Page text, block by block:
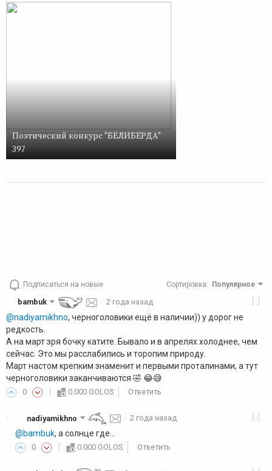
Поэтический конкурс "БЕЛИБЕРДА"
397
Подписаться на новые Сортировка: Популярное
[-]
bambuk · 2 года назад
@nadiyamikhno, черноголовики ещё в наличии)) у дорог не
редкость.
А на март зря бочку катите. Бывало и в апрелях холоднее, чем
сейчас. Это мы расслабились и торопим природу.
Март настом крепким знаменит и первыми проталинами, а тут
черноголовики заканчиваются 🤣 😂😅
0 0.000 GOLOS Ответить
· [-]
nadiyamikhno ·2 года назад
@bambuk, а солнце где...
0 0.000 GOLOS Ответить